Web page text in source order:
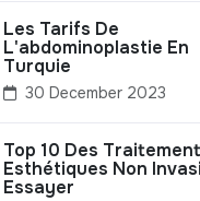
Les Tarifs De
L'abdominoplastie En
Turquie
30 December 2023
Top 10 Des
Esthétiques Non
Essayer